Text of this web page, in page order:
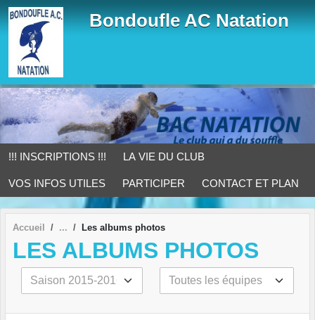
Bondoufle AC Natation
!!! INSCRIPTIONS !!! LA VIE DU CLUB
VOS INFOS UTILES PARTICIPER CONTACT ET PLAN
Accueil Les albums photos
LES ALBUMS PHOTOS
Panneau de gestion des cookies